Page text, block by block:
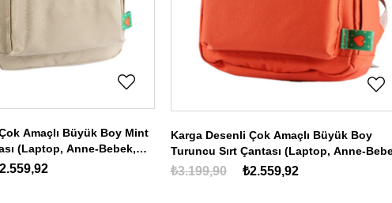
Amaçlı Büyük Boy Mint
(Laptop, Anne-Bebek,
Karga Desenli Çok Amaçlı Büyük Boy
Turuncu Sırt Çantası (Laptop, Anne-
Okul)
₺2.559,92
₺3.199,90